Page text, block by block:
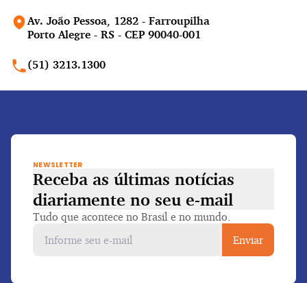
Av. João Pessoa, 1282 - Farroupilha
Porto Alegre - RS - CEP 90040-001
(51) 3213.1300
NEWSLETTER
Receba as últimas notícias
diariamente no seu e-mail
Tudo que acontece no Brasil e no mundo.
Enviar